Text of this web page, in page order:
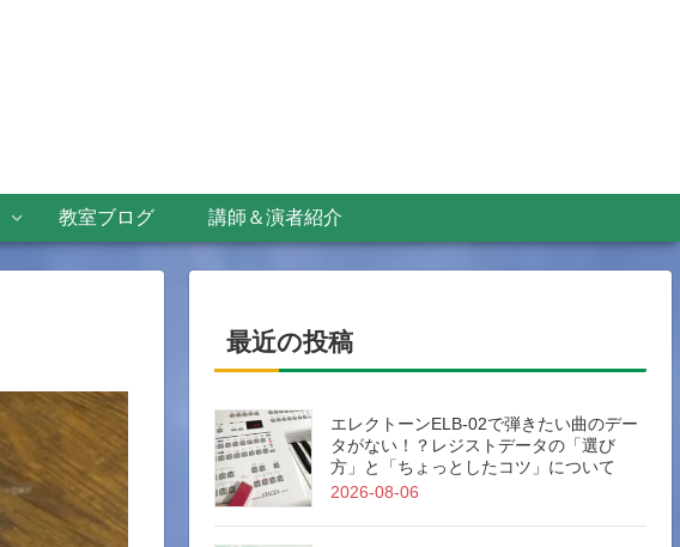
教室ブログ 講師＆演者紹介
最近の投稿
エレクトーンELB-02で弾きたい曲のデー
タがない！？レジストデータの「選び
方」と「ちょっとしたコツ」について
2026-08-06